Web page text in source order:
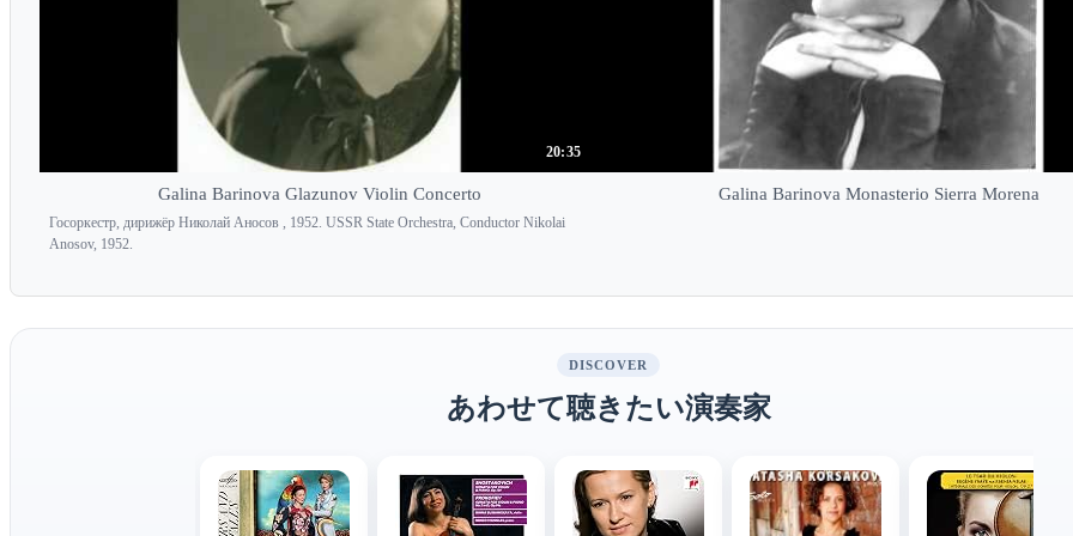
20:35
Galina Barinova Glazunov Violin Concerto
Госоркестр, дирижёр Николай Аносов , 1952. USSR State Orchestra, Conductor Nikolai
Anosov, 1952.
Galina Barinova Monasterio Sierra Morena
DISCOVER
あわせて聴きたい演奏家